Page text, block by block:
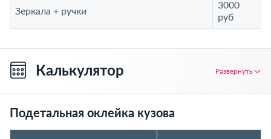
Зеркала + ручки
3000
руб
Калькулятор Развернуть
Подетальная оклейка кузова